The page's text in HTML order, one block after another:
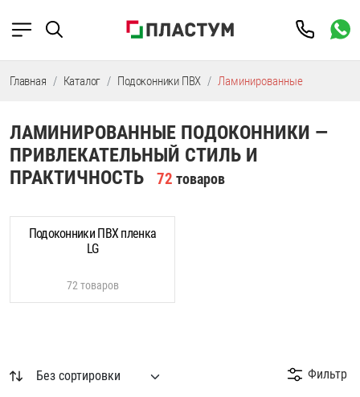
Главная Каталог Подоконники ПВХ Ламинированные
ЛАМИНИРОВАННЫЕ ПОДОКОННИКИ —
ПРИВЛЕКАТЕЛЬНЫЙ СТИЛЬ И
ПРАКТИЧНОСТЬ
72 товаров
Подоконники ПВХ пленка
LG
72 товаров
Фильтр